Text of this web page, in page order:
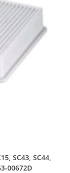
SC43, SC44,
00672D